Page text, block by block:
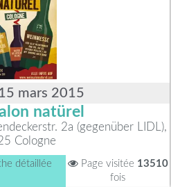
mars 2015
natürel
2a (gegenüber LIDL),
Cologne
détaillée Page visitée 13510
fois